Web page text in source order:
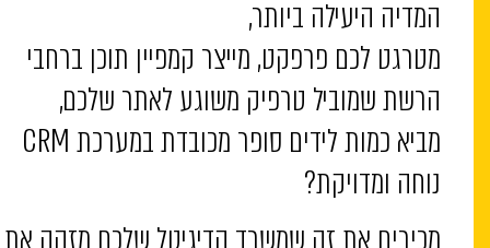
המדיה היעילה ביותר,
מטרגט לכם פרפקט, מייצר קמפיין תוכן ברחבי
הרשת שמוביל טרפיק משוגע לאתר שלכם,
מביא כמות לידים סופר מכובדת במערכת CRM
נוחה ומדויקת?